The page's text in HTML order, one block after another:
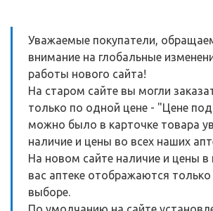
Уважаемые покупатели,
внимание на глобальные
работы нового сайта!
На старом сайте вы могли
только по одной цене - "Цене под
можно было в карточке товара
наличие и цены во всех наших
На новом сайте наличие и цены в
вас аптеке отображаются только
выборе.